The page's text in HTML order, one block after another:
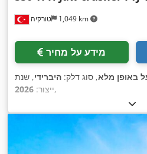
טורקיה 1,049 km
מידע על מחיר
באופן מלא, סוג דלק: היברידי, שנת
ייצור: 2026 ,